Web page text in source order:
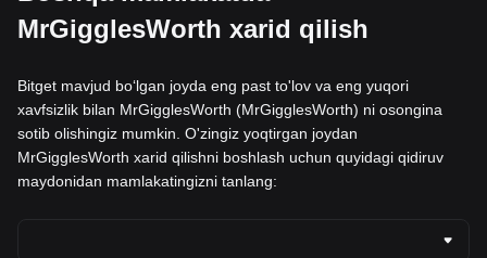
MrGigglesWorth xarid qilish
Bitget mavjud boʻlgan joyda eng past to'lov va eng yuqori
xavfsizlik bilan MrGigglesWorth (MrGigglesWorth) ni osongina
sotib olishingiz mumkin. O'zingiz yoqtirgan joydan
MrGigglesWorth xarid qilishni boshlash uchun quyidagi qidiruv
maydonidan mamlakatingizni tanlang: